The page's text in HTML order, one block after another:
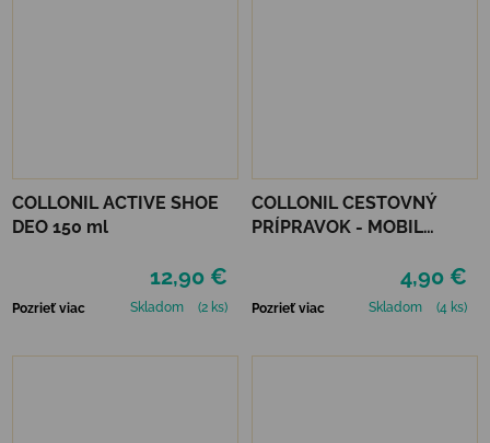
COLLONIL ACTIVE SHOE
DEO 150 ml
12,90 €
Pozrieť viac Skladom (2 ks)
COLLONIL CESTOVNÝ
PRÍPRAVOK - MOBIL
4,90 €
Pozrieť viac Skladom (4 ks)